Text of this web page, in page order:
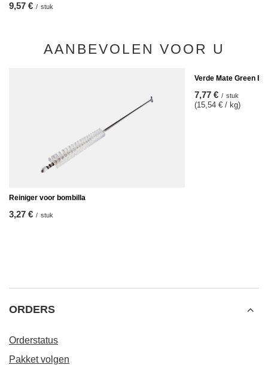
9,57 € / stuk
AANBEVOLEN VOOR U
Reiniger voor bombilla
3,27 € / stuk
Verde Mate Green
7,77 € / stuk
(15,54 € / kg)
ORDERS
Orderstatus
Pakket volgen